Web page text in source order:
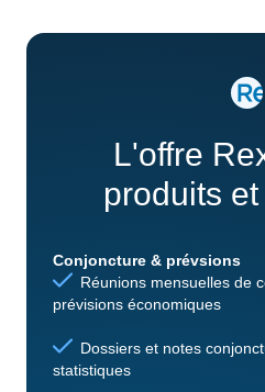
L'offre
produits
Conjoncture & prévsions
Réunions mensuelles de
prévisions économiques
Dossiers et notes
statistiques